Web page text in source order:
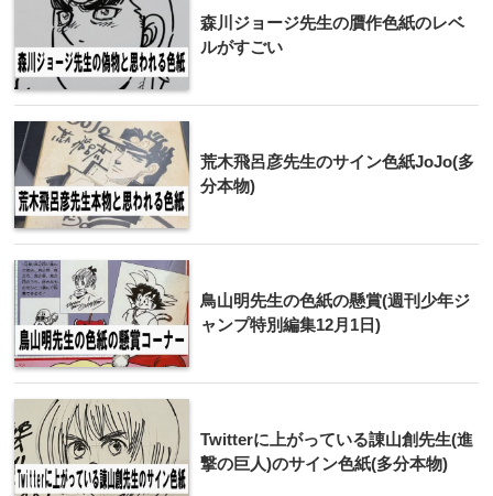
森川ジョージ先生の贋作色紙のレベ
ルがすごい
荒木飛呂彦先生のサイン色紙JoJo(多
分本物)
鳥山明先生の色紙の懸賞(週刊少年ジ
ャンプ特別編集12月1日)
Twitterに上がっている諌山創先生(進
撃の巨人)のサイン色紙(多分本物)